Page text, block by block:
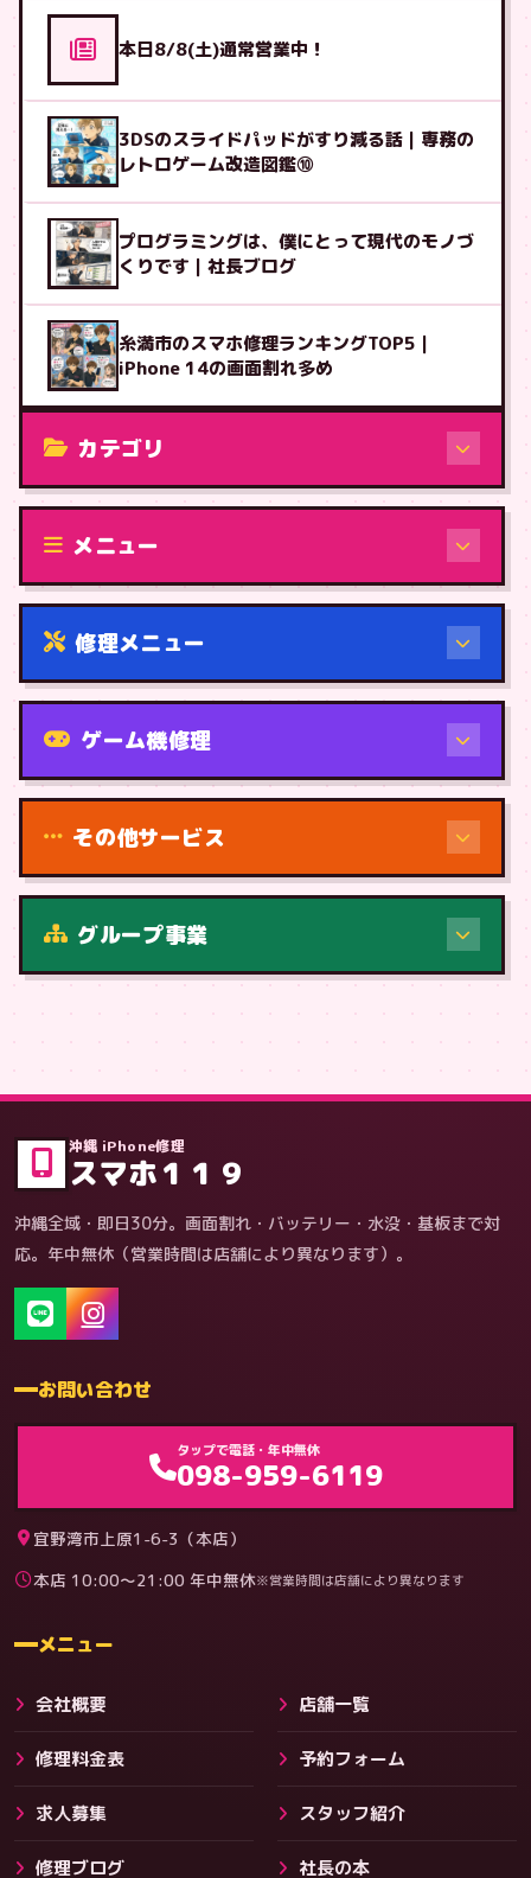
本日8/8(土)通常営業中！
3DSのスライドパッドがすり減る話｜専務の
レトロゲーム改造図鑑⑩
プログラミングは、僕にとって現代のモノづ
くりです｜社長ブログ
糸満市のスマホ修理ランキングTOP5｜
iPhone 14の画面割れ多め
カテゴリ
修理（機種から）
メニュー
修理メニュー
機種から
症状・内容から
料金
ゲーム機修理
その他サービス
グループ事業
沖縄 iPhone修理
スマホ１１９
沖縄全域・即日30分。画面割れ・バッテリー・水没・基板まで対
応。年中無休（営業時間は店舗により異なります）。
お問い合わせ
タップで電話・年中無休
098-959-6119
宜野湾市上原1-6-3（本店）
本店 10:00〜21:00 年中無休※営業時間は店舗により異なります
メニュー
会社概要 店舗一覧
修理料金表 予約フォーム
求人募集 スタッフ紹介
修理ブログ 社長の本